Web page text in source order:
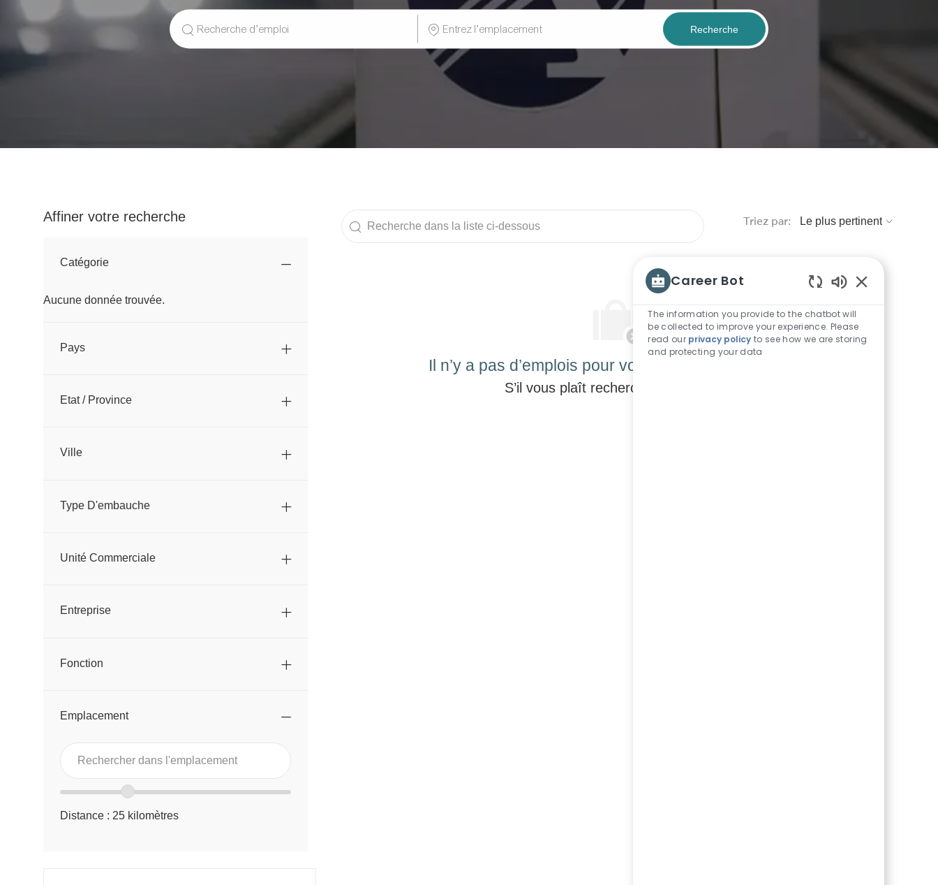
Search
for
Enter
Location
Recherche
Affiner votre recherche
Catégorie
Aucune donnée trouvée.
Pays
Etat / Province
Ville
Type D'embauche
Unité Commerciale
Entreprise
Fonction
Emplacement
Rechercher
dans
l’emplacement
Rechercher
dans
l'emplacement
Curseur
de
Distance : 25 kilomètres
Recherche
dans
Triez par:
Il n’y a pas d’emplois pour vos critères de recherche.
S’il vous plaît rechercher à nouveau.
Career Bot
de
chatbot
activés
The information you provide to the chatbot will
be collected to improve your experience. Please
read our privacy policy to see how we are storing
and protecting your data